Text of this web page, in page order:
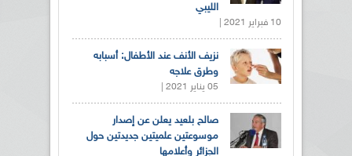
الليبي
10 فبراير 2021 |
نزيف الأنف عند الأطفال: أسبابه
وطرق علاجه
05 يناير 2021 |
صالح بلعيد يعلن عن إصدار
موسوعتين علميتين جديدتين حول
الجزائر وأعلامها